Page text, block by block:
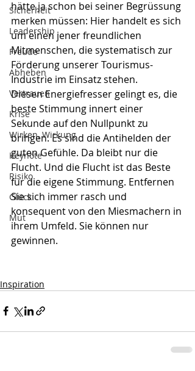
Sicherheit
Leadership
Freude
Abheben
Vertrauen
Krise
Wirken, Wirkung
Keynote
Risiko
Glück
Mut
hätte ja schon bei seiner Begrüssung
merken müssen: Hier handelt es sich
um einen jener freundlichen
Mitmenschen, die systematisch zur
Förderung unserer Tourismus-
Industrie im Einsatz stehen.
Diesen Energiefresser gelingt es, die
beste Stimmung innert einer
Sekunde auf den Nullpunkt zu
bringen. Es sind die Antihelden der
guten Gefühle. Da bleibt nur die
Flucht. Und die Flucht ist das Beste
für die eigene Stimmung. Entfernen
Sie sich immer rasch und
konsequent von den Miesmachern in
ihrem Umfeld. Sie können nur
gewinnen.
Inspiration